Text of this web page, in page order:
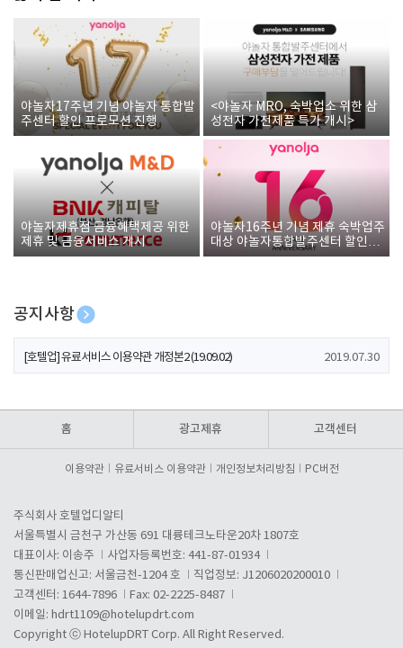
야놀자17주년 기념 야놀자 통합발
주센터 할인 프로모션 진행
<야놀자 MRO, 숙박업소 위한 삼
성전자 가전제품 특가 개시>
야놀자제휴점 금융혜택제공 위한
제휴 및 금융서비스 게시
야놀자16주년 기념 제휴 숙박업주
대상 야놀자통합발주센터 할인쿠
폰 증정
공지사항
[호텔업] 개인정보 처리방침 개정본1 (19.09.02)
[호텔업] 유료서비스 이용약관 개정본2 (19.09.02) 2019.07.30
홈 광고제휴 고객센터
이용약관 유료서비스 이용약관 개인정보처리방침 PC버전
주식회사 호텔업디알티
서울특별시 금천구 가산동 691 대륭테크노타운20차 1807호
대표이사: 이송주
사업자등록번호: 441-87-01934
통신판매업신고: 서울금천-1204 호
직업정보: J1206020200010
고객센터: 1644-7896
Fax: 02-2225-8487
이메일: hdrt1109@hotelupdrt.com
Copyright ⓒ HotelupDRT Corp. All Right Reserved.